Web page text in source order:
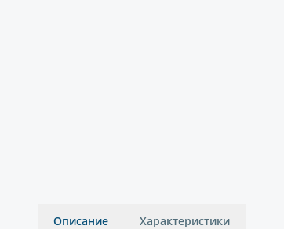
Описание Характеристики